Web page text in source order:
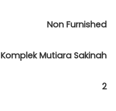
Non Furnished
Komplek Mutiara Sakinah
2